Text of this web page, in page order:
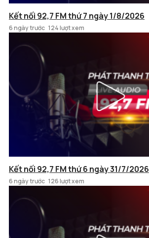
Kết nối 92,7 FM thứ 7 ngày 1/8/2026
6 ngày trước 124 lượt xem
Kết nối 92,7 FM thứ 6 ngày 31/7/2026
6 ngày trước 126 lượt xem